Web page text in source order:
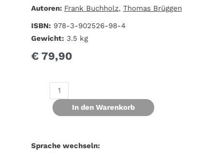
Autoren: Frank Buchholz, Thomas Brüggen
ISBN: 978-3-902526-98-4
Gewicht: 3.5 kg
€ 79,90
In den Warenkorb
Sprache wechseln: